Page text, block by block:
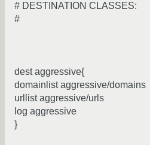
# DESTINATION CLASSES:
#
dest aggressive{
domainlist aggressive/domains
urllist aggressive/urls
log aggressive
}